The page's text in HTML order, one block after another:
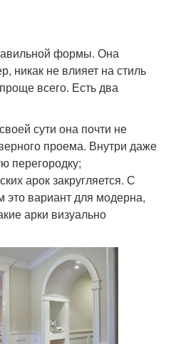
формы. Она
никак не влияет на стиль
всего. Есть два
сути она почти не
проема. Внутри даже
перегородку;
арок закругляется. С
вариант для модерна,
арки визуально